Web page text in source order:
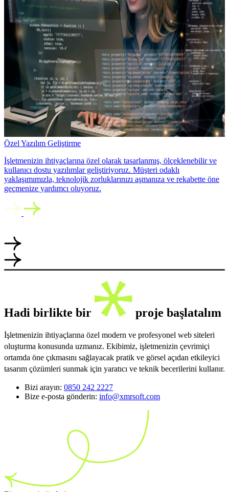
Özel Yazılım Geliştirme
İşletmenizin ihtiyaçlarına özel olarak tasarlanmış, ölçeklenebilir ve
kullanıcı dostu yazılımlar geliştiriyoruz. Müşteri odaklı
yaklaşımımızla, teknolojik zorluklarınızı aşmanıza ve rekabette öne
geçmenize yardımcı oluyoruz.
Hadi birlikte bir proje başlatalım
İşletmenizin ihtiyaçlarına özel modern ve profesyonel web siteleri
oluşturma konusunda uzmanız. Ekibimiz, işletmenizin çevrimiçi
ortamda öne çıkmasını sağlayacak pratik ve görsel açıdan etkileyici
tasarım çözümleri sunmak için yaratıcı ve teknik becerilerini kullanır.
Bizi arayın: 0850 242 2227
Bize e-posta gönderin: info@xmrsoft.com